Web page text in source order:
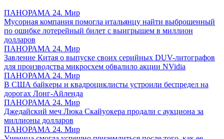
ПАНОРАМА 24. Мир
Мусорная компания помогла итальянцу найти выброшенный
по ошибке лотерейный билет с выигрышем в миллион
долларов
ПАНОРАМА 24. Мир
Завление Китая о выпуске своих серийных DUV-литографов
для производства микросхем обвалило акции NVidia
ПАНОРАМА 24. Мир
В США байкеры и квадроциклисты устроили беспредел на
дорогах Лонг-Айленда
ПАНОРАМА 24. Мир
Джедайский меч Люка Скайуокера продали с аукциона за
миллионы долларов
ПАНОРАМА 24. Мир